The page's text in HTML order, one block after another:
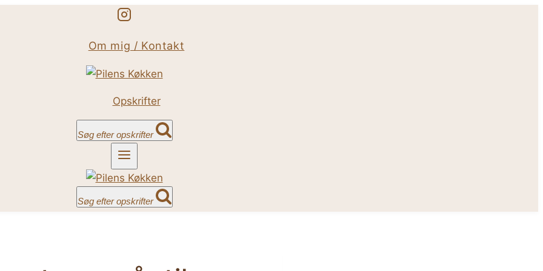
Om mig / Kontakt
Opskrifter
Søg efter opskrifter
Søg efter opskrifter